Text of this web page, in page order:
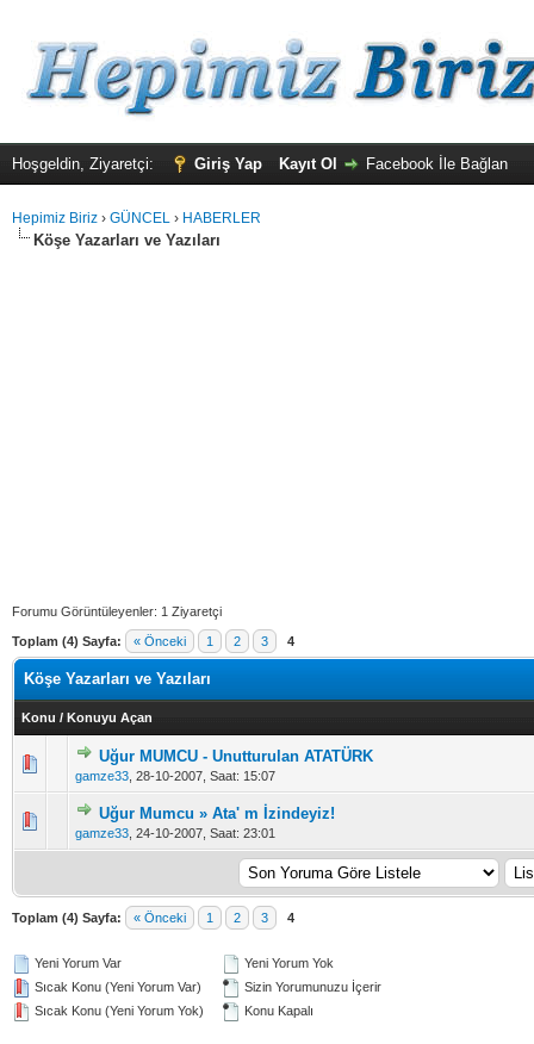
Hoşgeldin, Ziyaretçi: Giriş Yap Kayıt Ol Facebook İle Bağlan
Hepimiz Biriz › GÜNCEL › HABERLER
Köşe Yazarları ve Yazıları
Forumu Görüntüleyenler: 1 Ziyaretçi
Toplam (4) Sayfa: « Önceki 1 2 3 4
Köşe Yazarları ve Yazıları
Konu / Konuyu Açan
Uğur MUMCU - Unutturulan ATATÜRK
gamze33 28-10-2007, Saat: 15:07
Derecelendirme: 2.35/5 - 17 oy
12345
Uğur Mumcu » Ata' m İzindeyiz!
gamze33 24-10-2007, Saat: 23:01
Derecelendirme: 2.3/5 - 27 oy
1 2345
Toplam (4) Sayfa: « Önceki 1 2 3 4
Yeni Yorum Var
Sıcak Konu (Yeni Yorum Var)
Sıcak Konu (Yeni Yorum Yok)
Yeni Yorum Yok
Sizin Yorumunuzu İçerir
Konu Kapalı